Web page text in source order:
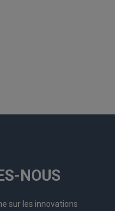
NOUS
sur les innovations